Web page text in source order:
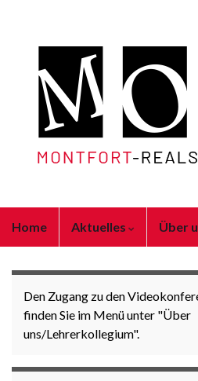
Home Aktuelles Über
Den Zugang zu den
finden Sie im Menü unter "Über
uns/Lehrerkollegium".